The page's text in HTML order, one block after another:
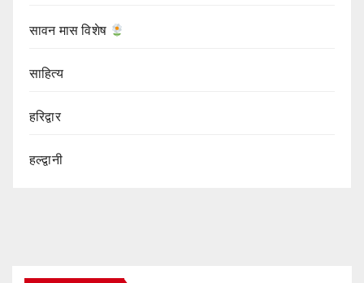
सावन मास विशेष
साहित्य
हरिद्वार
हल्द्वानी